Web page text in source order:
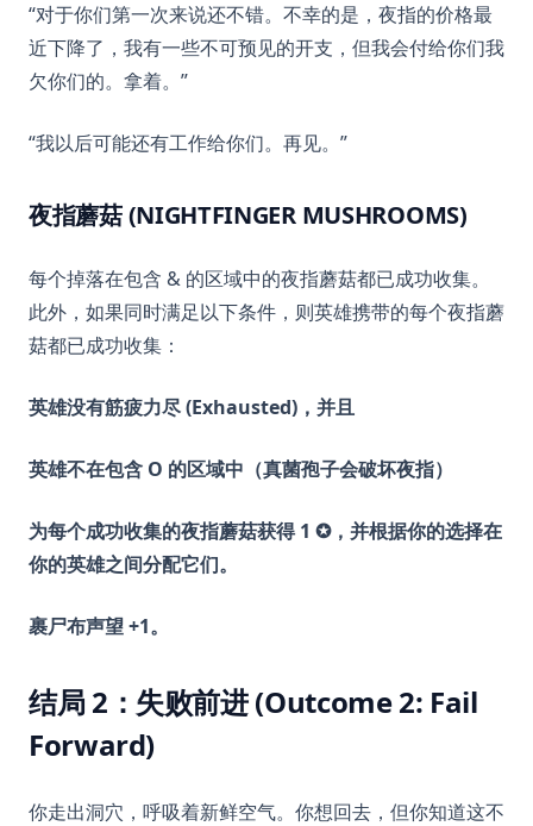
“对于你们第一次来说还不错。不幸的是，夜指的价格最
近下降了，我有一些不可预见的开支，但我会付给你们我
欠你们的。拿着。”
“我以后可能还有工作给你们。再见。”
夜指蘑菇 (NIGHTFINGER MUSHROOMS)
每个掉落在包含 & 的区域中的夜指蘑菇都已成功收集。
此外，如果同时满足以下条件，则英雄携带的每个夜指蘑
菇都已成功收集：
英雄没有筋疲力尽 (Exhausted)，并且
英雄不在包含 O 的区域中（真菌孢子会破坏夜指）
为每个成功收集的夜指蘑菇获得 1 ✪，并根据你的选择在
你的英雄之间分配它们。
裹尸布声望 +1。
结局 2：失败前进 (Outcome 2: Fail
Forward)
你走出洞穴，呼吸着新鲜空气。你想回去，但你知道这不